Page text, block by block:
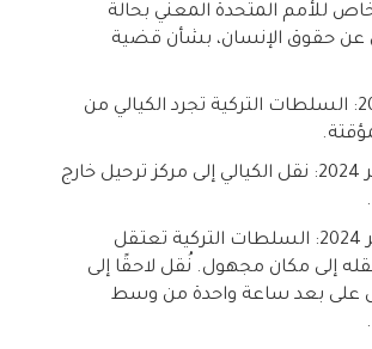
للأمم المتحدة المعني بحالة
عن حقوق الإنسان، بشأن قضية
مارس 2025: السلطات التركية تجرد الكيالي من
30 ديسمبر 2024: نقل الكيالي إلى مركز ترحيل خارج
28 ديسمبر 2024: السلطات التركية تعتقل
إلى مكان مجهول. نُقل لاحقًا إلى
على بعد ساعة واحدة من وسط